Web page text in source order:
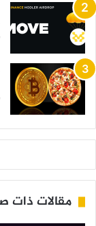
مقالات ذات